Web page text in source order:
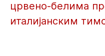
црвено-белима
италијанским